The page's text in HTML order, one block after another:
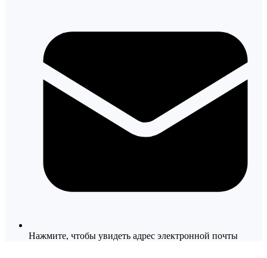
Нажмите, чтобы увидеть адрес электронной почты